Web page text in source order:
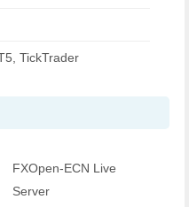
TickTrader
FXOpen-ECN Live
Server